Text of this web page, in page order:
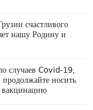
счастливого
нашу Родину и
случаев Covid-19,
носить
вакцинацию